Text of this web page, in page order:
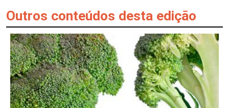
Outros conteúdos desta edição